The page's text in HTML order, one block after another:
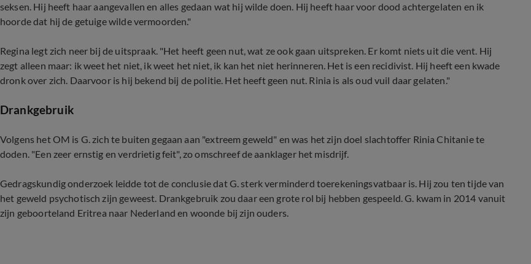
seksen. Hij heeft haar aangevallen en alles gedaan wat hij wilde doen. Hij heeft haar voor dood achtergelaten en ik
hoorde dat hij de getuige wilde vermoorden."
Regina legt zich neer bij de uitspraak. "Het heeft geen nut, wat ze ook gaan uitspreken. Er komt niets uit die vent. Hij
zegt alleen maar: ik weet het niet, ik weet het niet, ik kan het niet herinneren. Het is een recidivist. Hij heeft een kwade
dronk over zich. Daarvoor is hij bekend bij de politie. Het heeft geen nut. Rinia is als oud vuil daar gelaten."
Drankgebruik
Volgens het OM is G. zich te buiten gegaan aan "extreem geweld" en was het zijn doel slachtoffer Rinia Chitanie te
doden. "Een zeer ernstig en verdrietig feit", zo omschreef de aanklager het misdrijf.
Gedragskundig onderzoek leidde tot de conclusie dat G. sterk verminderd toerekeningsvatbaar is. Hij zou ten tijde van
het geweld psychotisch zijn geweest. Drankgebruik zou daar een grote rol bij hebben gespeeld. G. kwam in 2014 vanuit
zijn geboorteland Eritrea naar Nederland en woonde bij zijn ouders.